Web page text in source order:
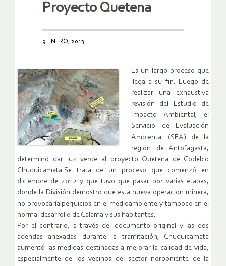
Proyecto Quetena
9 ENERO, 2013
Es un largo proceso que
llega a su fin. Luego de
realizar una exhaustiva
revisión del Estudio de
Impacto Ambiental, el
Servicio de Evaluación
Ambiental (SEA) de la
región de Antofagasta,
determinó dar luz verde al proyecto Quetena de Codelco
Chuquicamata.Se trata de un proceso que comenzó en
diciembre de 2012 y que tuvo que pasar por varias etapas,
donde la División demostró que esta nueva operación minera,
no provocaría perjuicios en el medioambiente y tampoco en el
normal desarrollo de Calama y sus habitantes.
Por el contrario, a través del documento original y las dos
adendas anexadas durante la tramitación, Chuquicamata
aumentó las medidas destinadas a mejorar la calidad de vida,
especialmente de los vecinos del sector norponiente de la